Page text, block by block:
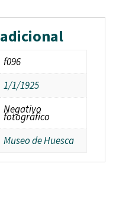
f096
1/1/1925
Negativo
fotográfico
Museo de Huesca